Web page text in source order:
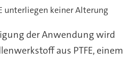
unterliegen keiner Alterung
der Anwendung wird
aus PTFE, einem